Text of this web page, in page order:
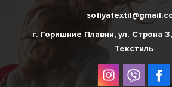
г. Горишние Плавни, ул. Строна
Текстиль